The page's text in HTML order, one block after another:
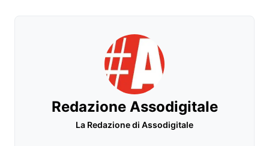
Redazione Assodigitale
La Redazione di Assodigitale